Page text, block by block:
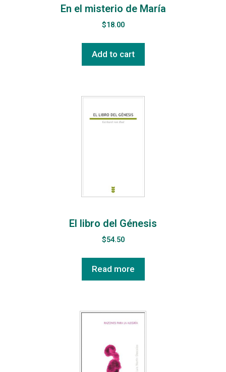
En el misterio de María
$18.00
Add to cart
El libro del Génesis
$54.50
Read more